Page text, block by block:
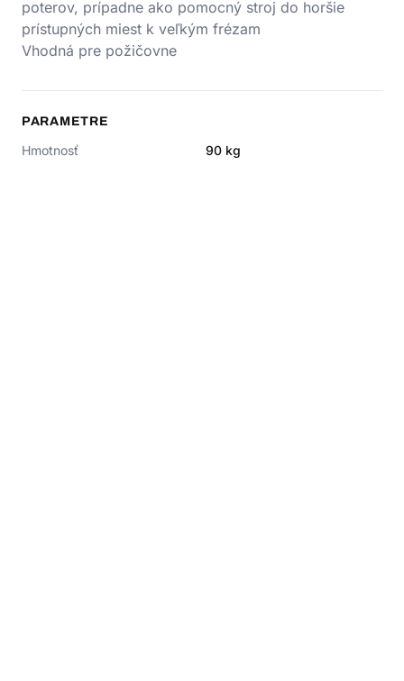
poterov, prípadne ako pomocný stroj do horšie
prístupných miest k veľkým frézam
Vhodná pre požičovne
PARAMETRE
Hmotnosť 90 kg